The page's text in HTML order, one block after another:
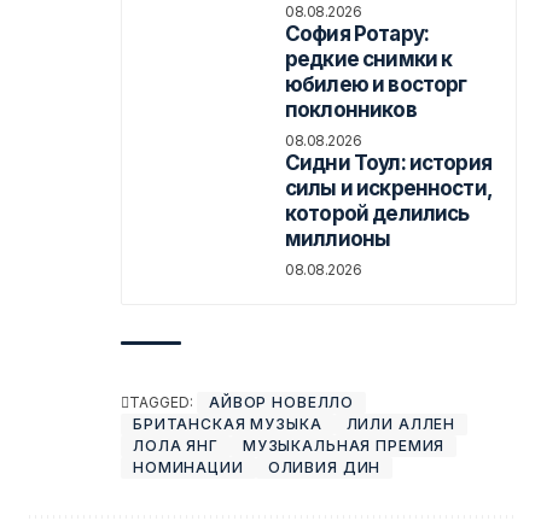
08.08.2026
София Ротару:
редкие снимки к
юбилею и восторг
поклонников
08.08.2026
Сидни Тоул: история
силы и искренности,
которой делились
миллионы
08.08.2026
TAGGED:
АЙВОР НОВЕЛЛО
БРИТАНСКАЯ МУЗЫКА
ЛИЛИ АЛЛЕН
ЛОЛА ЯНГ
МУЗЫКАЛЬНАЯ ПРЕМИЯ
НОМИНАЦИИ
ОЛИВИЯ ДИН